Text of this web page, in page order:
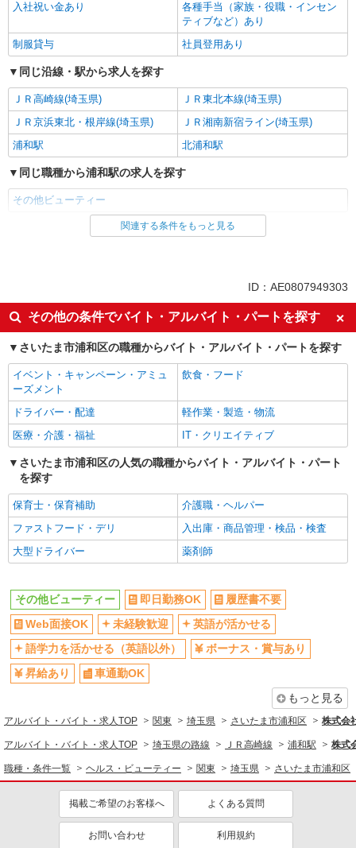
入社祝い金あり
各種手当（家族・役職・インセン
ティブなど）あり
制服貸与
社員登用あり
同じ沿線・駅から求人を探す
ＪＲ高崎線(埼玉県)
ＪＲ東北本線(埼玉県)
ＪＲ京浜東北・根岸線(埼玉県)
ＪＲ湘南新宿ライン(埼玉県)
浦和駅
北浦和駅
同じ職種から浦和駅の求人を探す
その他ビューティー
同じ雇用形態から浦和駅の求人を探す
即日勤務OK
履歴書不要
Web面接OK
未経験歓迎
英語が活かせる
語学力を活かせる（英語以外）
ボーナス・賞与あり
昇給あり
車通勤OK
バイク通勤OK
交通費支給
社会保険あり
入社祝い金あり
各種手当（家族・役職・インセン
ティブなど）あり
制服貸与
同じ職種から求人を探す
ヘルス・ビューティー
未経験歓迎
英語が活かせる
ボーナス・賞与あり
車通勤OK
交通費支給
社会保険あり
社員登用あり
関連する条件をもっと見る
ID：AE0807949303
その他の条件でバイト・アルバイト・パートを探す
さいたま市浦和区の職種からバイト・アルバイト・パートを探す
イベント・キャンペーン・アミュ
ーズメント
飲食・フード
ドライバー・配達
軽作業・製造・物流
医療・介護・福祉
IT・クリエイティブ
さいたま市浦和区の人気の職種からバイト・アルバイト・パート
を探す
保育士・保育補助
介護職・ヘルパー
ファストフード・デリ
入出庫・商品管理・検品・検査
大型ドライバー
薬剤師
その他ビューティー 即日勤務OK
履歴書不要
Web面接OK
未経験歓迎
英語が活かせる
語学力を活かせる（英語以外）
ボーナス・賞与あり
昇給あり
車通勤OK
もっと見る
アルバイト・バイト・求人TOP 関東 埼玉県 さいたま市浦和区 株式会
アルバイト・バイト・求人TOP 埼玉県の路線 ＪＲ高崎線 浦和駅 株式
職種・条件一覧 ヘルス・ビューティー 関東 埼玉県 さいたま市浦和区
掲載ご希望のお客様へ よくある質問
お問い合わせ 利用規約